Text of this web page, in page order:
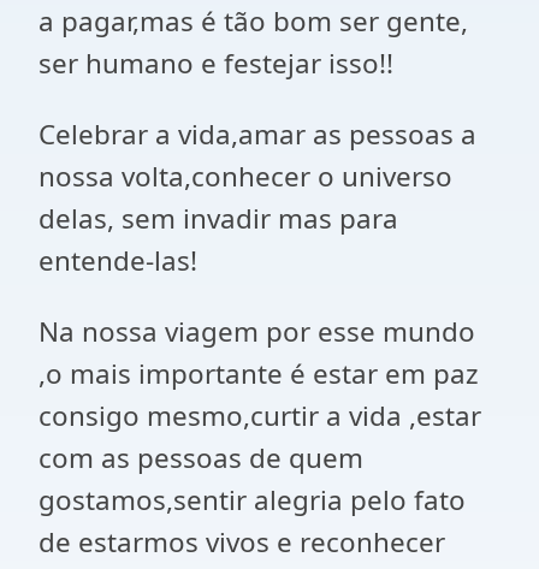
a pagar,mas é tão bom ser gente,
ser humano e festejar isso!!
Celebrar a vida,amar as pessoas a
nossa volta,conhecer o universo
delas, sem invadir mas para
entende-las!
Na nossa viagem por esse mundo
,o mais importante é estar em paz
consigo mesmo,curtir a vida ,estar
com as pessoas de quem
gostamos,sentir alegria pelo fato
de estarmos vivos e reconhecer